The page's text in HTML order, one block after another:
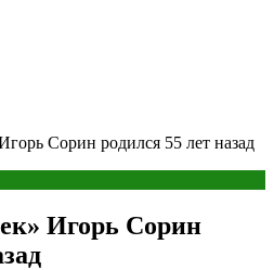
Сорин родился 55 лет назад
Игорь Сорин